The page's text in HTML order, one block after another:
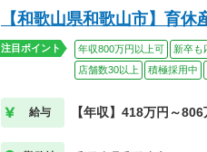
【和歌山県和歌山市】育
注目ポイント 年収800万円以上可 新卒も
店舗数30以上
積極採用中
給与 【年収】418万円～806